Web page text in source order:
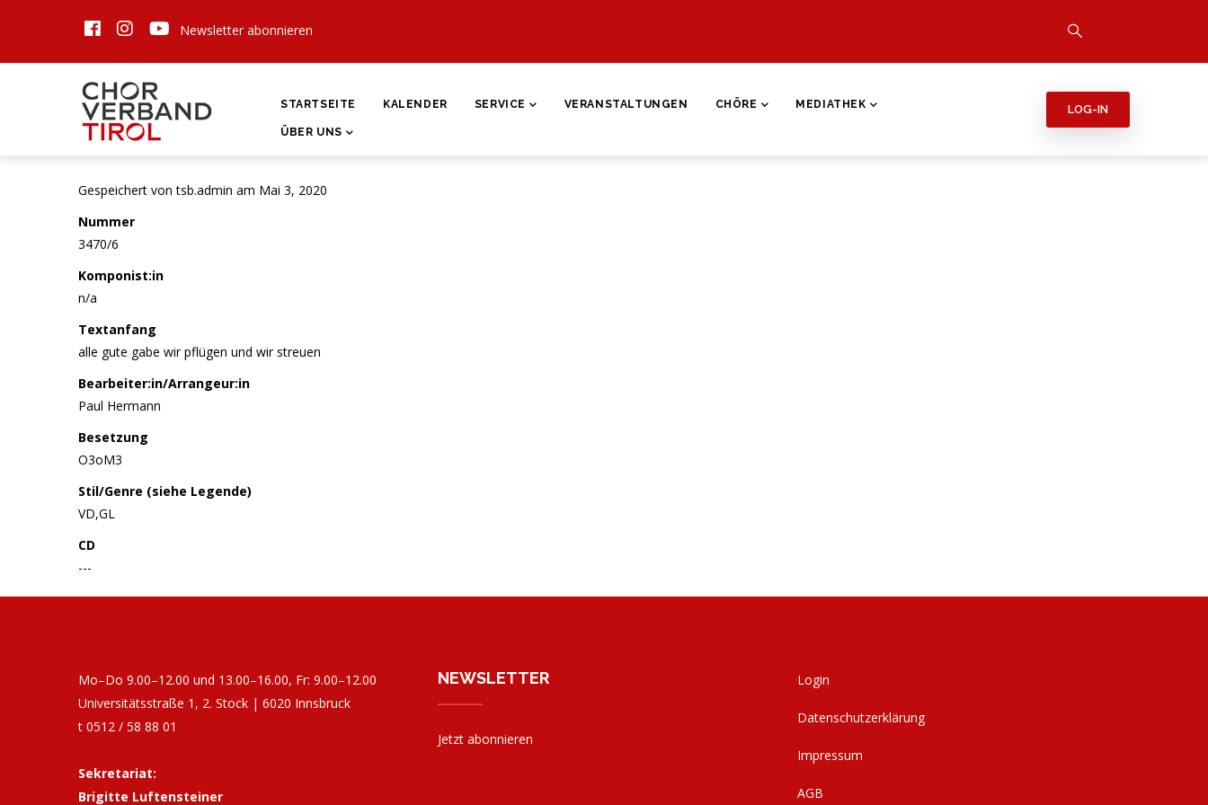
Newsletter abonnieren
HAUPTNAVIGATION
STARTSEITE KALENDER SERVICE VERANSTALTUNGEN CHÖRE MEDIATHEK
ÜBER UNS
LOG-IN
Gespeichert vontsb.admin am Mai 3, 2020
Nummer
3470/6
Komponist:in
n/a
Textanfang
alle gute gabe wir pflügen und wir streuen
Bearbeiter:in/Arrangeur:in
Paul Hermann
Besetzung
O3oM3
Stil/Genre (siehe Legende)
VD,GL
CD
---
Mo–Do 9.00–12.00 und 13.00–16.00, Fr: 9.00–12.00
Universitätsstraße 1, 2. Stock | 6020 Innsbruck
t 0512 / 58 88 01
Sekretariat:
Brigitte Luftensteiner
NEWSLETTER
Jetzt abonnieren
Login
Datenschutzerklärung
Impressum
AGB